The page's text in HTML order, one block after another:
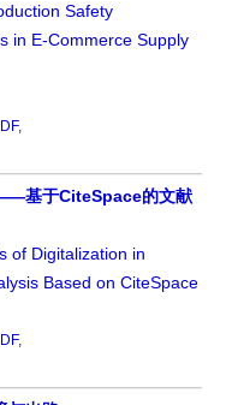
Safety
in E-Commerce Supply
,
基于CiteSpace的文献
of Digitalization in
Based on CiteSpace
,